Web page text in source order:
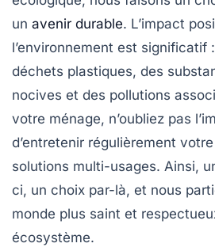
un avenir durable. L’impact
l’environnement est significatif
déchets plastiques, des
nocives et des pollutions
votre ménage, n’oubliez pas
d’entretenir régulièrement
solutions multi-usages. Ainsi,
ci, un choix par-là, et nous
monde plus saint et
écosystème.